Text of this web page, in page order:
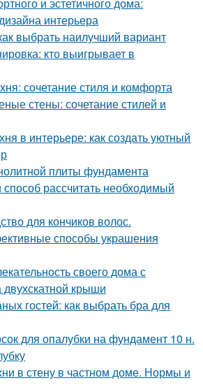
интерьера
выбрать наилучший вариант
кто выигрывает в
сочетание стиля и комфорта
стены: сочетание стилей и
в интерьере: как создать уютный
плиты фундамента
рассчитать необходимый
для кончиков волос.
способы украшения
своего дома с
крыши
гостей: как выбрать бра для
для опалубки на фундамент 10 н.
в стену в частном доме. Нормы и